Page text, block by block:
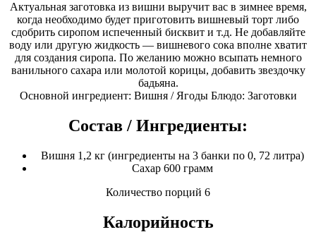
Актуальная заготовка из вишни выручит вас в зимнее время,
когда необходимо будет приготовить вишневый торт либо
сдобрить сиропом испеченный бисквит и т.д. Не добавляйте
воду или другую жидкость — вишневого сока вполне хватит
для создания сиропа. По желанию можно всыпать немного
ванильного сахара или молотой корицы, добавить звездочку
бадьяна.
Основной ингредиент: Вишня / Ягоды Блюдо: Заготовки
Состав / Ингредиенты:
Вишня 1,2 кг (ингредиенты на 3 банки по 0, 72 литра)
Сахар 600 грамм
Количество порций 6
Калорийность